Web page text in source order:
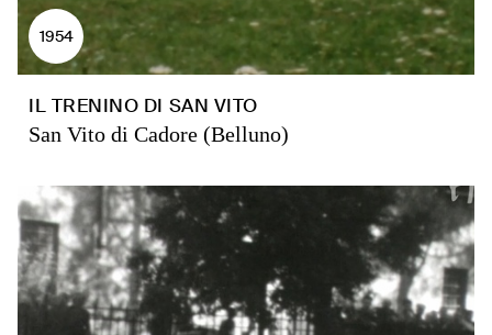
1954
IL TRENINO DI SAN VITO
San Vito di Cadore (Belluno)